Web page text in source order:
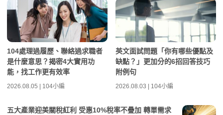
104處理過履歷、聯絡過求職者
是什麼意思？揭密4大實用功
能，找工作更有效率
2026.08.05 | 104小編
英文面試問題「你有哪些優點及
缺點？」更加分的6招回答技巧
附例句
2026.08.03 | 104小編
五大產業迎美關稅紅利 受惠10%稅率不疊加 轉單需求